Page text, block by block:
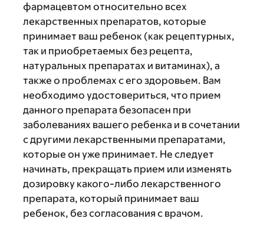
фармацевтом относительно всех
лекарственных препаратов, которые
принимает ваш ребенок (как рецептурных,
так и приобретаемых без рецепта,
натуральных препаратах и витаминах), а
также о проблемах с его здоровьем. Вам
необходимо удостовериться, что прием
данного препарата безопасен при
заболеваниях вашего ребенка и в сочетании
с другими лекарственными препаратами,
которые он уже принимает. Не следует
начинать, прекращать прием или изменять
дозировку какого-либо лекарственного
препарата, который принимает ваш
ребенок, без согласования с врачом.